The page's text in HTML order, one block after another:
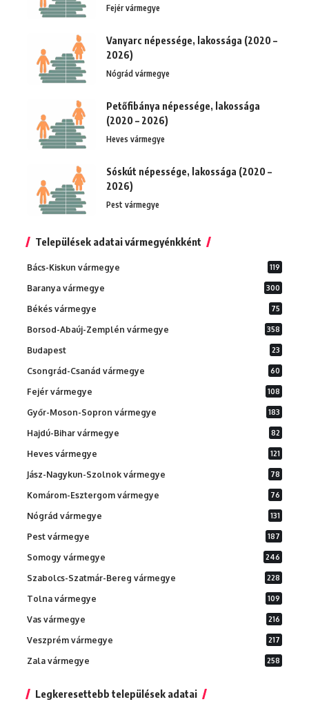
Fejér vármegye
Vanyarc népessége, lakossága (2020 –
2026)
Nógrád vármegye
Petőfibánya népessége, lakossága
(2020 – 2026)
Heves vármegye
Sóskút népessége, lakossága (2020 –
2026)
Pest vármegye
Települések adatai vármegyénkként
Bács-Kiskun vármegye 119
Baranya vármegye 300
Békés vármegye 75
Borsod-Abaúj-Zemplén vármegye 358
Budapest 23
Csongrád-Csanád vármegye 60
Fejér vármegye 108
Győr-Moson-Sopron vármegye 183
Hajdú-Bihar vármegye 82
Heves vármegye 121
Jász-Nagykun-Szolnok vármegye 78
Komárom-Esztergom vármegye 76
Nógrád vármegye 131
Pest vármegye 187
Somogy vármegye 246
Szabolcs-Szatmár-Bereg vármegye 228
Tolna vármegye 109
Vas vármegye 216
Veszprém vármegye 217
Zala vármegye 258
Legkeresettebb települések adatai